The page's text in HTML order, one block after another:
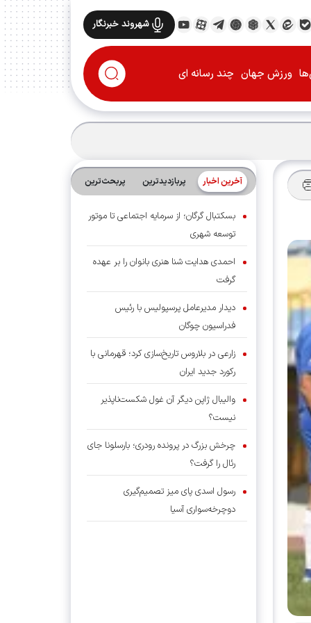
شهروند خبرنگار
ورزش جهان چند رسانه ای
آخرین اخبار پربازدیدترین پربحث‌ترین‌
بسکتبال گرگان؛ از سرمایه اجتماعی تا موتور
توسعه شهری
احمدی هدایت شنا هنری بانوان را بر عهده
گرفت
دیدار مدیرعامل پرسپولیس با رئیس
فدراسیون چوگان
زارعی در بلاروس تاریخ‌سازی کرد؛ قهرمانی با
رکورد جدید ایران
والیبال ژاپن دیگر آن غول شکست‌ناپذیر
نیست؟
چرخش بزرگ در پرونده رودری؛ بارسلونا جای
رئال را گرفت؟
رسول اسدی پای میز تصمیم‌گیری
دوچرخه‌سواری آسیا